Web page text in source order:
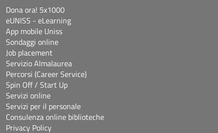
Dona ora! 5x1000
eUNISS - eLearning
App mobile Uniss
Sondaggi online
Job placement
Servizio Almalaurea
Percorsi (Career Service)
Spin Off / Start Up
Servizi online
Servizi per il personale
Consulenza online biblioteche
Privacy Policy